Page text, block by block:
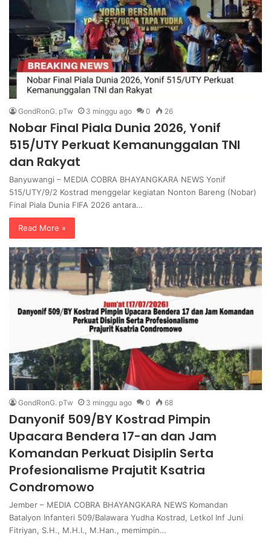
GondRonG. pTw 3 minggu ago 0 26
Nobar Final Piala Dunia 2026, Yonif
515/UTY Perkuat Kemanunggalan TNI
dan Rakyat
Banyuwangi – MEDIA COBRA BHAYANGKARA NEWS Yonif
515/UTY/9/2 Kostrad menggelar kegiatan Nonton Bareng (Nobar)
Final Piala Dunia FIFA 2026 antara…
Read More »
GondRonG. pTw 3 minggu ago 0 68
Danyonif 509/BY Kostrad Pimpin
Upacara Bendera 17-an dan Jam
Komandan Perkuat Disiplin Serta
Profesionalisme Prajutit Ksatria
Condromowo
Jember – MEDIA COBRA BHAYANGKARA NEWS Komandan
Batalyon Infanteri 509/Balawara Yudha Kostrad, Letkol Inf Juni
Fitriyan, S.H., M.H.I., M.Han., memimpin…